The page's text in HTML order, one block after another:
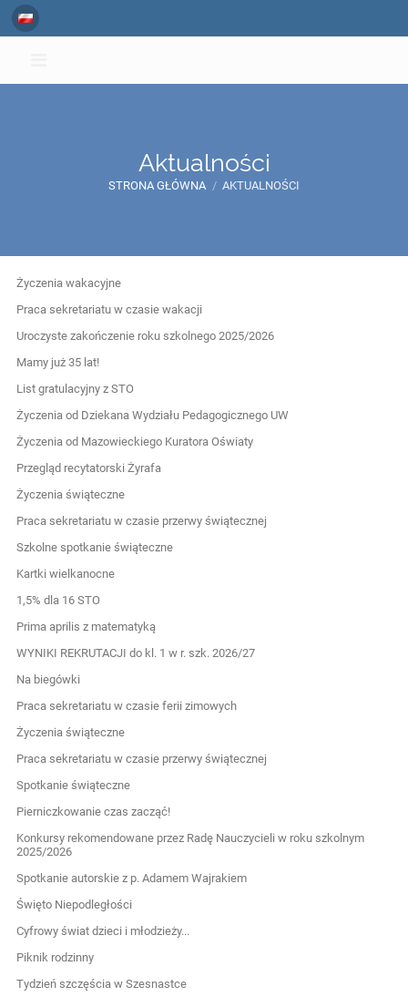
Aktualności
STRONA GŁÓWNA / AKTUALNOŚCI
Aktualności
Życzenia wakacyjne
Praca sekretariatu w czasie wakacji
Uroczyste zakończenie roku szkolnego 2025/2026
Mamy już 35 lat!
List gratulacyjny z STO
Życzenia od Dziekana Wydziału Pedagogicznego UW
Życzenia od Mazowieckiego Kuratora Oświaty
Przegląd recytatorski Żyrafa
Życzenia świąteczne
Praca sekretariatu w czasie przerwy świątecznej
Szkolne spotkanie świąteczne
Kartki wielkanocne
1,5% dla 16 STO
Prima aprilis z matematyką
WYNIKI REKRUTACJI do kl. 1 w r. szk. 2026/27
Na biegówki
Praca sekretariatu w czasie ferii zimowych
Życzenia świąteczne
Praca sekretariatu w czasie przerwy świątecznej
Spotkanie świąteczne
Pierniczkowanie czas zacząć!
Konkursy rekomendowane przez Radę Nauczycieli w roku szkolnym
2025/2026
Spotkanie autorskie z p. Adamem Wajrakiem
Święto Niepodległości
Cyfrowy świat dzieci i młodzieży...
Piknik rodzinny
Tydzień szczęścia w Szesnastce